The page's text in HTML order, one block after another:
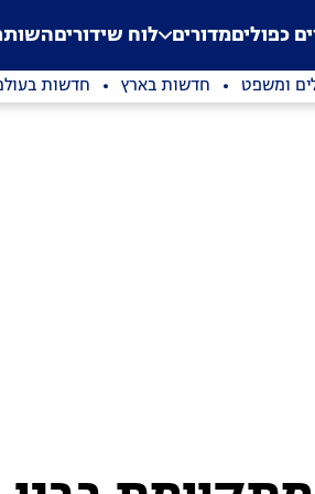
Application error: a
. כפוליםמדורים לוח שידורים
ומשפט חדשות בארץ חדשות